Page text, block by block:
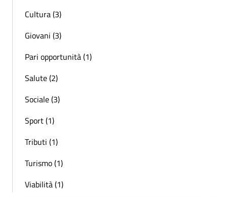
Cultura (3)
Giovani (3)
Pari opportunità (1)
Salute (2)
Sociale (3)
Sport (1)
Tributi (1)
Turismo (1)
Viabilità (1)